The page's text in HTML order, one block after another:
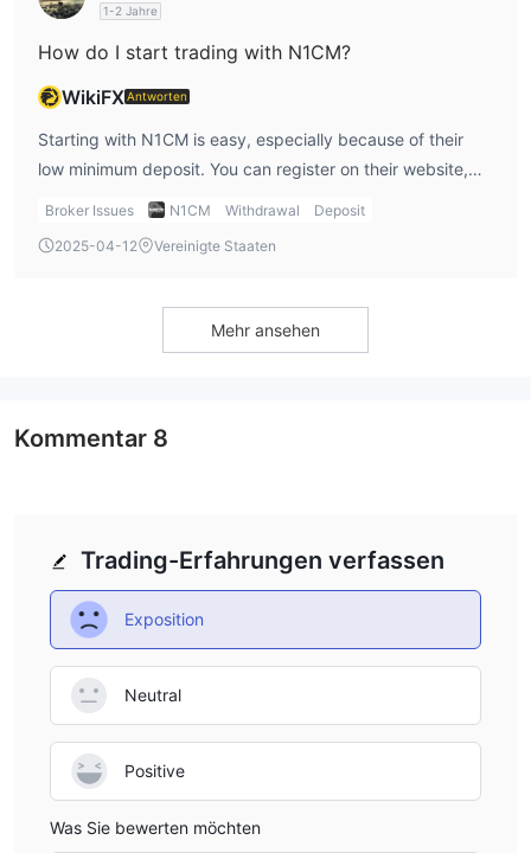
1-2 Jahre
How do I start trading with N1CM?
WikiFXAntworten
Starting with N1CM is easy, especially because of their
low minimum deposit. You can register on their website,
open a demo or live account, and start trading
first to get comfortable with their platform before
Broker Issues N1CM Withdrawal
Deposit
2025-04-12
Vereinigte Staaten
Mehr ansehen
Trading-Erfahrungen verfassen
Exposition
Neutral
Positive
Was Sie bewerten möchten
Kommentar 8